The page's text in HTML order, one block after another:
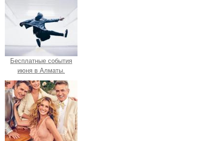
Бесплатные события
июня в Алматы.